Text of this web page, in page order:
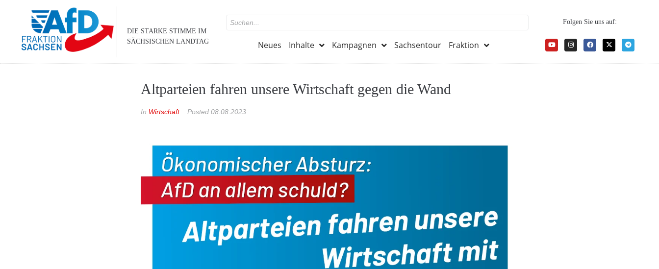
DIE STARKE STIMME IM
SÄCHSISCHEN LANDTAG
Neues Inhalte Kampagnen Sachsentour Fraktion
Folgen Sie uns auf:
Altparteien fahren unsere Wirtschaft gegen die Wand
In Wirtschaft Posted 08.08.2023